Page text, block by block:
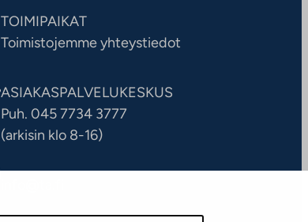
TOIMIPAIKAT
Toimistojemme yhteystiedot
ASIAKASPALVELUKESKUS
Puh. 045 7734 3777
(arkisin klo 8-16)